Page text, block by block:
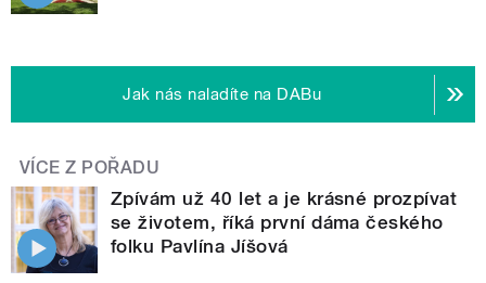
Jak nás naladíte na DABu
VÍCE Z POŘADU
Zpívám už 40 let a je krásné prozpívat
se životem, říká první dáma českého
folku Pavlína Jíšová